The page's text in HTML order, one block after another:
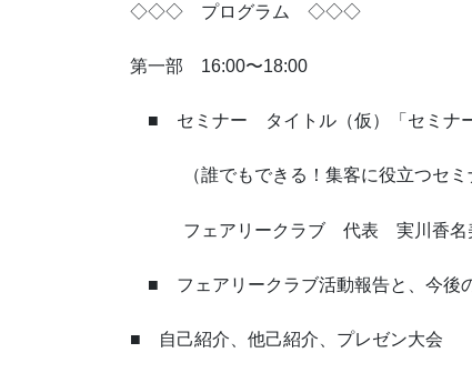
◇◇◇ プログラム ◇◇◇
第一部 16:00〜18:00
■ セミナー タイトル（仮）「セミナー
（誰でもできる！集客に役立つセミ
フェアリークラブ 代表 実川香名
■ フェアリークラブ活動報告と、今後
■ 自己紹介、他己紹介、プレゼン大会